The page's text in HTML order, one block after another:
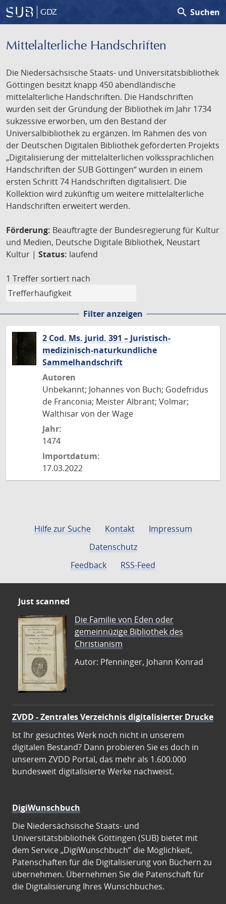
GDZ search Suchen
Mittelalterliche Handschriften
Die Niedersächsische Staats- und Universitätsbibliothek
Göttingen besitzt knapp 450 abendländische
mittelalterliche Handschriften. Die Handschriften
wurden seit der Gründung der Bibliothek im Jahr 1734
sukzessive erworben, um den Bestand der
Universalbibliothek zu ergänzen. Im Rahmen des von
der Deutschen Digitalen Bibliothek geförderten Projekts
„Digitalisierung der mittelalterlichen volkssprachlichen
Handschriften der SUB Göttingen“ wurden in einem
ersten Schritt 74 Handschriften digitalisiert. Die
Kollektion wird zukünftig um weitere mittelalterliche
Handschriften erweitert werden.
Förderung: Beauftragte der Bundesregierung für Kultur
und Medien, Deutsche Digitale Bibliothek, Neustart
Kultur | Status: laufend
1 Treffer sortiert nach
Filter anzeigen
2 Cod. Ms. jurid. 391 – Juristisch-
medizinisch-naturkundliche
Sammelhandschrift
Autoren
Unbekannt; Johannes von Buch; Godefridus
de Franconia; Meister Albrant; Volmar;
Walthisar von der Wage
Jahr:
1474
Importdatum:
17.03.2022
Hilfe zur Suche Kontakt
Impressum
Datenschutz
Feedback
RSS-Feed
Just scanned
Die Familie von Eden oder
gemeinnüzige Bibliothek des
Christianism
Autor: Pfenninger, Johann Konrad
ZVDD - Zentrales Verzeichnis digitalisierter Drucke
Ist Ihr gesuchtes Werk noch nicht in unserem
digitalen Bestand? Dann probieren Sie es doch in
unserem ZVDD Portal, das mehr als 1.600.000
bundesweit digitalisierte Werke nachweist.
DigiWunschbuch
Die Niedersächsische Staats- und
Universitätsbibliothek Göttingen (SUB) bietet mit
dem Service „DigiWunschbuch” die Möglichkeit,
Patenschaften für die Digitalisierung von Büchern zu
übernehmen. Übernehmen Sie die Patenschaft für
die Digitalisierung Ihres Wunschbuches.